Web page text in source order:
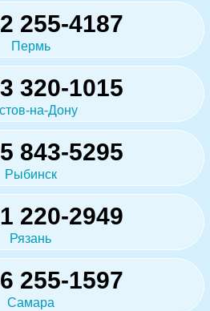
255-4187
Пермь
320-1015
на-Дону
843-5295
Рыбинск
220-2949
Рязань
255-1597
Самара